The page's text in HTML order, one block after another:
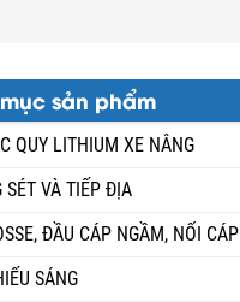
sản phẩm
QUY LITHIUM XE NÂNG
SÉT VÀ TIẾP ĐỊA
ĐẦU CÁP NGẦM, NỐI CÁP
SÁNG